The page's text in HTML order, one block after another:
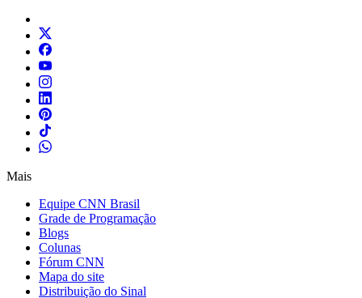
Mais
Equipe CNN Brasil
Grade de Programação
Blogs
Colunas
Fórum CNN
Mapa do site
Distribuição do Sinal